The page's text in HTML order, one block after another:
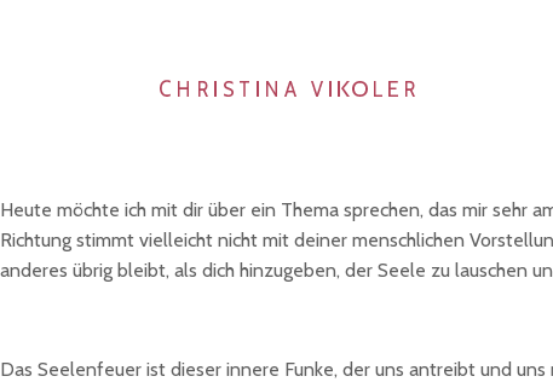
Heute möchte ich mit dir über ein Thema sprechen, das mir sehr
Richtung stimmt vielleicht nicht mit deiner menschlichen
anderes übrig bleibt, als dich hinzugeben, der Seele zu lauschen
Das Seelenfeuer ist dieser innere Funke, der uns antreibt und